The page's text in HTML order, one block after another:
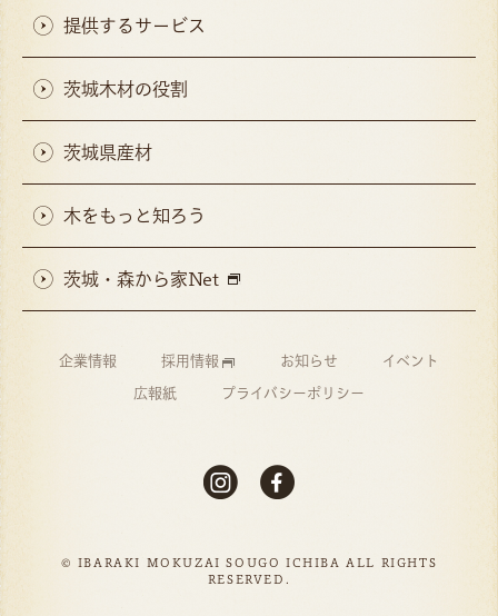
提供するサービス
茨城木材の役割
茨城県産材
木をもっと知ろう
茨城・森から家Net
企業情報 採用情報 お知らせ イベント
広報紙 プライバシーポリシー
© IBARAKI MOKUZAI SOUGO ICHIBA ALL RIGHTS
RESERVED.